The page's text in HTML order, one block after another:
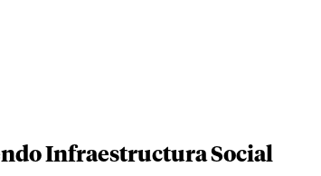
Infraestructura Social